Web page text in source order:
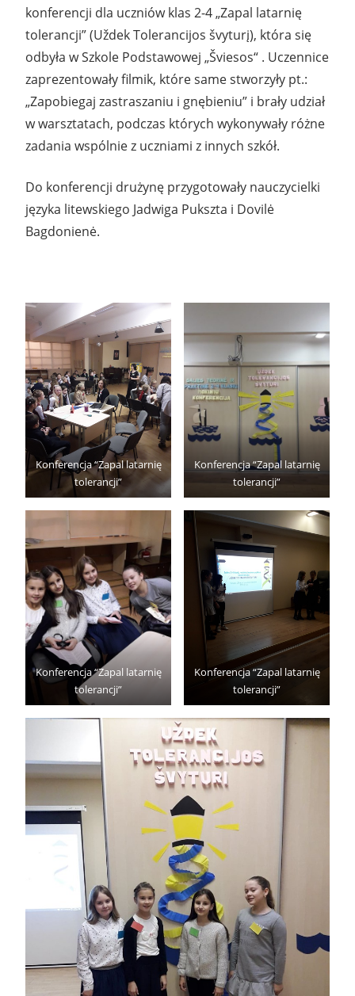
konferencji dla uczniów klas 2-4 „Zapal latarnię
tolerancji” (Uždek Tolerancijos švyturį), która się
odbyła w Szkole Podstawowej „Šviesos“ . Uczennice
zaprezentowały filmik, które same stworzyły pt.:
„Zapobiegaj zastraszaniu i gnębieniu” i brały udział
w warsztatach, podczas których wykonywały różne
zadania wspólnie z uczniami z innych szkół.
Do konferencji drużynę przygotowały nauczycielki
języka litewskiego Jadwiga Pukszta i Dovilė
Bagdonienė.
Konferencja “Zapal latarnię
tolerancji”
Konferencja “Zapal latarnię
tolerancji”
Konferencja “Zapal latarnię
tolerancji”
Konferencja “Zapal latarnię
tolerancji”